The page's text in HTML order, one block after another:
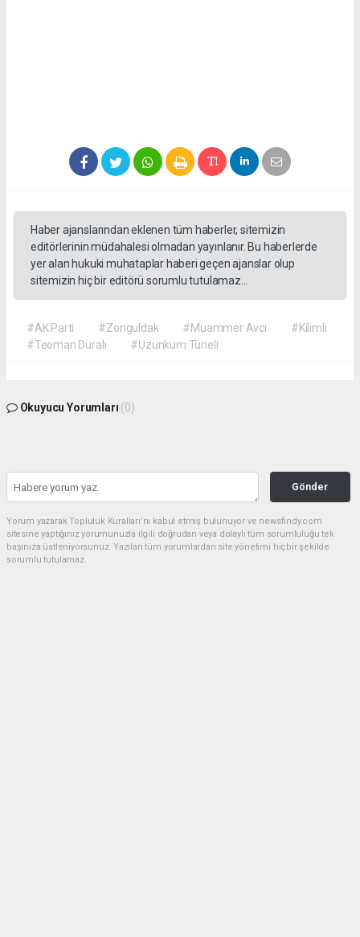
Haber ajanslarından eklenen tüm haberler, sitemizin
editörlerinin müdahalesi olmadan yayınlanır. Bu haberlerde
yer alan hukuki muhataplar haberi geçen ajanslar olup
sitemizin hiç bir editörü sorumlu tutulamaz...
#AK Parti #Zonguldak #Muammer Avcı
#Kilimli
#Teoman Duralı
#Uzunkum Tüneli
Okuyucu Yorumları (0)
Gönder
Yorum yazarak Topluluk Kuralları’nı kabul etmiş bulunuyor ve newsfindy.com
sitesine yaptığınız yorumunuzla ilgili doğrudan veya dolaylı tüm sorumluluğu tek
başınıza üstleniyorsunuz. Yazılan tüm yorumlardan site yönetimi hiçbir şekilde
sorumlu tutulamaz.